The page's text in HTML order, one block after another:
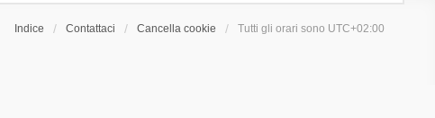
Indice Contattaci Cancella cookie Tutti gli orari sono UTC+02:00